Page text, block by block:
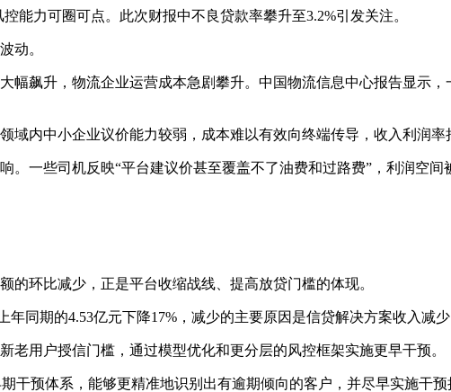
能力可圈可点。此次财报中不良贷款率攀升至3.2%引发关注。
动。
幅飙升，物流企业运营成本急剧攀升。中国物流信息中心报告显示
内中小企业议价能力较弱，成本难以有效向终端传导，收入利润率
。一些司机反映“平台建议价甚至覆盖不了油费和过路费”，利润空
环比减少，正是平台收缩战线、提高放贷门槛的体现。
同期的4.53亿元下降17%，减少的主要原因是信贷解决方案收入减少
用户授信门槛，通过模型优化和更分层的风控框架实施更早干预。
干预体系，能够更精准地识别出有逾期倾向的客户，并尽早实施干